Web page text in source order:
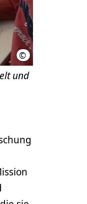
© STM
und